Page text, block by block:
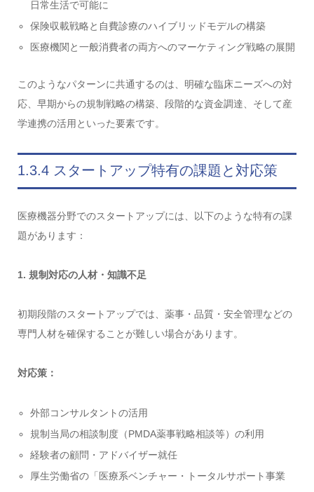
日常生活で可能に
保険収載戦略と自費診療のハイブリッドモデルの構築
医療機関と一般消費者の両方へのマーケティング戦略の展開
このようなパターンに共通するのは、明確な臨床ニーズへの対
応、早期からの規制戦略の構築、段階的な資金調達、そして産
学連携の活用といった要素です。
1.3.4 スタートアップ特有の課題と対応策
医療機器分野でのスタートアップには、以下のような特有の課
題があります：
1. 規制対応の人材・知識不足
初期段階のスタートアップでは、薬事・品質・安全管理などの
専門人材を確保することが難しい場合があります。
対応策：
外部コンサルタントの活用
規制当局の相談制度（PMDA薬事戦略相談等）の利用
経験者の顧問・アドバイザー就任
厚生労働省の「医療系ベンチャー・トータルサポート事業